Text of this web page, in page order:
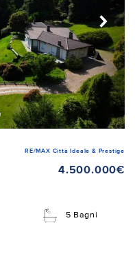
RE/MAX Città Ideale & Prestige
4.500.000€
5 Bagni